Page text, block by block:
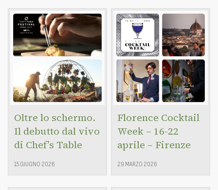
Oltre lo schermo.
Il debutto dal vivo
di Chef’s Table
15 GIUGNO 2026
Florence Cocktail
Week – 16-22
aprile – Firenze
29 MARZO 2026